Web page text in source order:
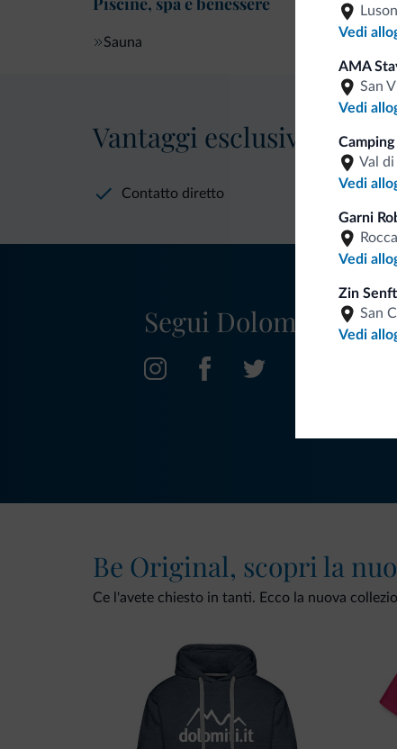
Sauna
Luson
Vedi
AMA
San
Vedi
Val
Vedi
Garni
Vedi
Zin
San
Vedi
Vantaggi esclusivi
Contatto diretto
Segui Dolomiti.it
Be Original, scopri la
Ce l'avete chiesto in tanti. Ecco la nuova